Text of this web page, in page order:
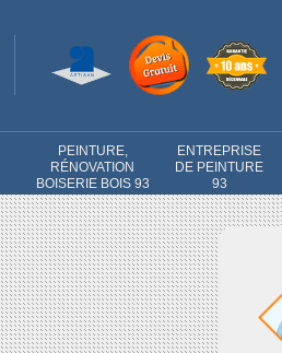
PEINTURE,
RÉNOVATION
BOISERIE BOIS 93
ENTREPRISE
DE PEINTURE
93